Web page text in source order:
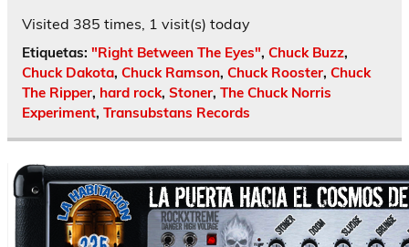
Visited 385 times, 1 visit(s) today
Etiquetas: "Right Between The Eyes", Chuck Buzz,
Chuck Dakota, Chuck Ramson, Chuck Rooster, Chuck
The Ripper, hard rock, Stoner, The Chuck Norris
Experiment, Transubstans Records